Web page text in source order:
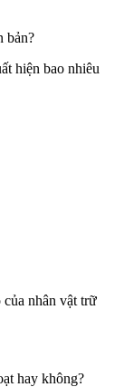
bản?
hiện bao nhiêu
nhân vật trữ
hay không?